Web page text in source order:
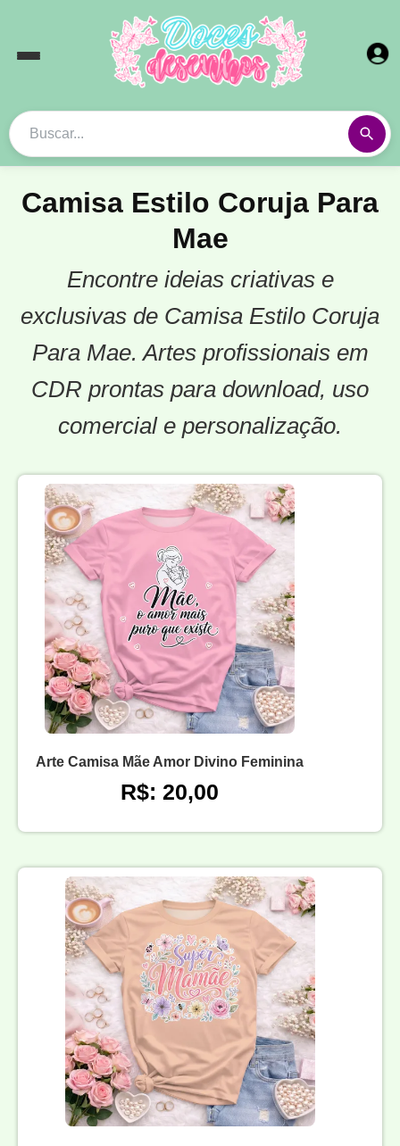
Camisa Estilo Coruja Para
Mae
Encontre ideias criativas e
exclusivas de Camisa Estilo Coruja
Para Mae. Artes profissionais em
CDR prontas para download, uso
comercial e personalização.
Arte Camisa Mãe Amor Divino Feminina
R$: 20,00